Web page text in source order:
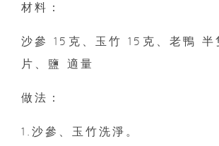
材料：
沙參 15克、玉竹 15克、老鴨 半
片、鹽 適量
做法：
1.沙參、玉竹洗淨。